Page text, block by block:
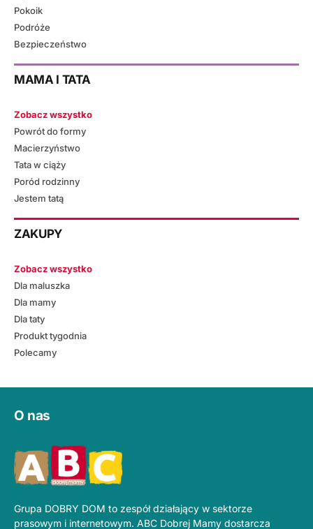
Pokoik
Podróże
Bezpieczeństwo
MAMA I TATA
Zobacz wszystko
Powrót do formy
Macierzyństwo
Tata w ciąży
Poród rodzinny
Jestem tatą
ZAKUPY
Zobacz wszystko
Dla maluszka
Dla mamy
Dla taty
Produkt tygodnia
Polecamy
O nas
Grupa DOBRY DOM to zespół działający w sektorze
prasowym i internetowym. ABC Dobrej Mamy dostarcza